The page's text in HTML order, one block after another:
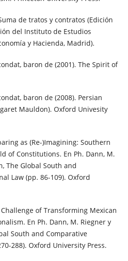
de tratos y contratos (Edición
del Instituto de Estudios
y Hacienda, Madrid).
baron de (2001). The Spirit of
baron de (2008). Persian
Mauldon). Oxford Univesity
as (Re-)Imagining: Southern
of Constitutions. En Ph. Dann, M.
The Global South and
Law (pp. 86-109). Oxford
Challenge of Transforming Mexican
En Ph. Dann, M. Riegner y
South and Comparative
288). Oxford University Press.